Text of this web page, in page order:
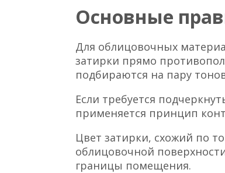
Основные
Для облицовочных
затирки прямо
подбираются на пару
Если требуется
применяется принцип
Цвет затирки, схожий по
облицовочной
границы помещения.